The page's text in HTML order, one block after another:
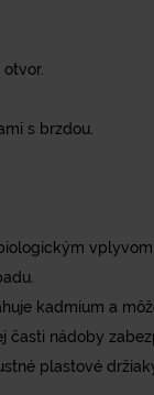
s brzdou.
vplyvom
kadmium a
nádoby
plastové